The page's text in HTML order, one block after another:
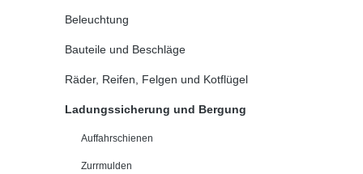
Beleuchtung
Bauteile und Beschläge
Räder, Reifen, Felgen und Kotflügel
Ladungssicherung und Bergung
Auffahrschienen
Zurrmulden